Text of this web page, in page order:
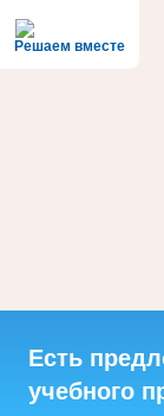
Решаем вместе
Есть
учебного